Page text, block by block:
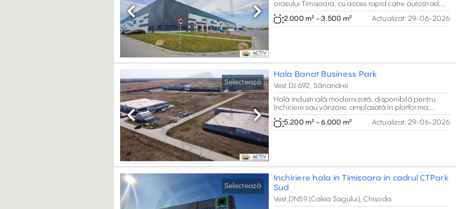
Previous Next
orasului Timisoara, cu acces rapid catre autostrada
A1. Suprafata minima inchiriabila 1.000 m2
2.000 m² - 3.500 m²
Actualizat: 29-06-2026
Selectează
Previous Next
Hala Banat Business Park
Vest,DJ 692, Sânandrei
Hală industrială modernizată, disponibilă pentru
închiriere sau vânzare, amplasată în platforma
industrială a municipiului Timișoara. Proprietatea
este potrivită pentru activități de producție
5.200 m² - 6.000 m² Actualizat: 29-06-2026
Selectează
Inchiriere hala in Timisoara in cadrul CTPark
Sud
Vest,DN59 (Calea Sagului), Chisoda